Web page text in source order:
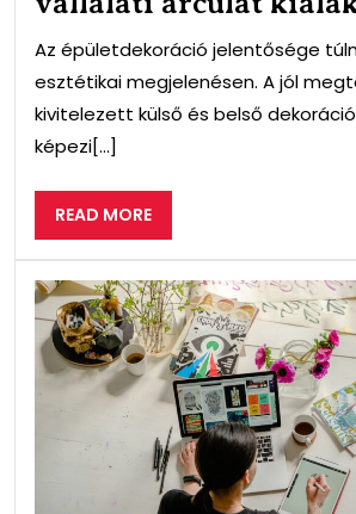
Az épületdekoráció jelentősége
esztétikai megjelenésen. A jól
kivitelezett külső és belső
képezi[...]
READ MOREREAD
MORE